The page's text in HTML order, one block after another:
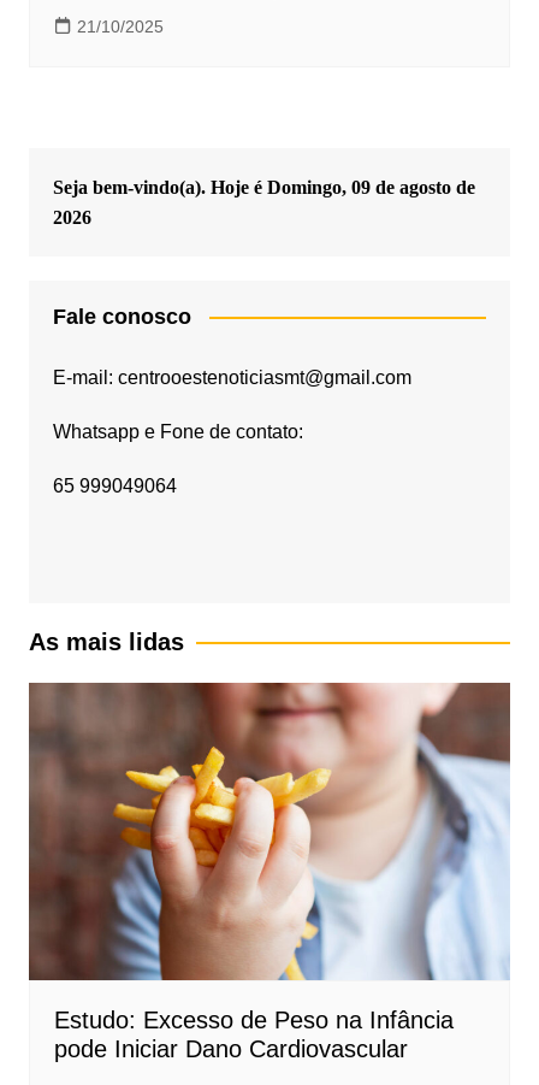
21/10/2025
Seja bem-vindo(a). Hoje é Domingo, 09 de agosto de
2026
Fale conosco
E-mail: centrooestenoticiasmt@gmail.com
Whatsapp e Fone de contato:
65 999049064
As mais lidas
Estudo: Excesso de Peso na Infância
pode Iniciar Dano Cardiovascular